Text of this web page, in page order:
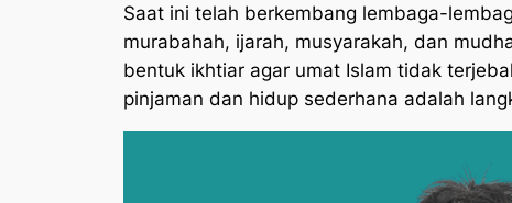
Saat ini telah berkembang lembaga-
murabahah, ijarah, musyarakah, dan
bentuk ikhtiar agar umat Islam tidak
pinjaman dan hidup sederhana adalah